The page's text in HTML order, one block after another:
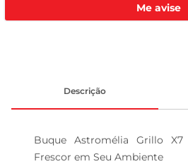
Me avise
Descrição
Buque Astromélia Grillo
Frescor em Seu Ambiente